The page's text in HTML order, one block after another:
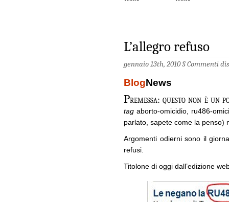
L’allegro refuso
gennaio 13th, 2010 §Commenti
BlogNews
Premessa: questo non è
tag aborto-omicidio, ru486-
parlato, sapete come la penso)
Argomenti odierni sono il
refusi.
Titolone di oggi dall’edizione